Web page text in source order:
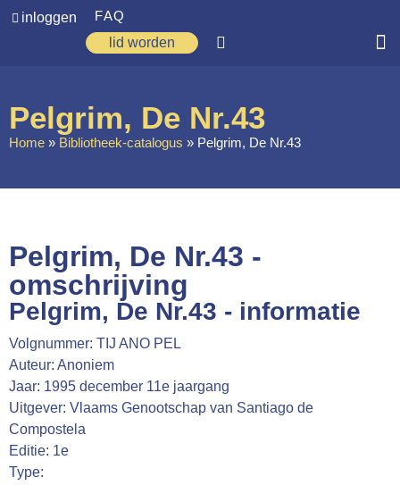
inloggen
FAQ
lid worden
Zoeken
Ervaringen
Regio’s
Nieuws
Agenda
Webshop
Contact
Pelgrim, De Nr.43
Home » Bibliotheek-catalogus » Pelgrim, De Nr.43
Pelgrim, De Nr.43 -
omschrijving
Pelgrim, De Nr.43 - informatie
Volgnummer: TIJ ANO PEL
Auteur: Anoniem
Jaar: 1995 december 11e jaargang
Uitgever: Vlaams Genootschap van Santiago de
Compostela
Editie: 1e
Type: